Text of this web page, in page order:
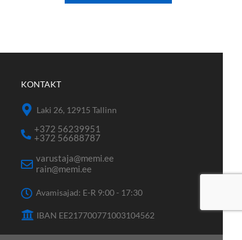
KONTAKT
Laki 26, 12915 Tallinn
+372 56239951
+372 56688787
varustaja@memi.ee
rain@memi.ee
Avamisajad: E-R 9:00 - 17:30
IBAN EE217700771003104562